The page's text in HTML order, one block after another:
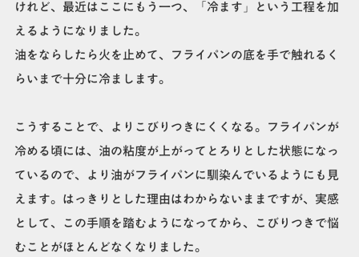
けれど、最近はここにもう一つ、「冷ます」という工程を加
えるようになりました。
油をならしたら火を止めて、フライパンの底を手で触れるく
らいまで十分に冷まします。
こうすることで、よりこびりつきにくくなる。フライパンが
冷める頃には、油の粘度が上がってとろりとした状態になっ
ているので、より油がフライパンに馴染んでいるようにも見
えます。はっきりとした理由はわからないままですが、実感
として、この手順を踏むようになってから、こびりつきで悩
むことがほとんどなくなりました。